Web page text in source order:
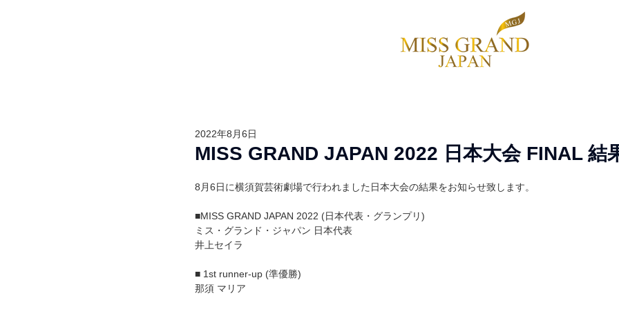
MISS GRAND JAPAN 2022 日本大会 FINAL 結
2022年8月6日
8月6日に横須賀芸術劇場で行われました日本大会の結果をお知らせ致します。
■MISS GRAND JAPAN 2022 (日本代表・グランプリ)
ミス・グランド・ジャパン 日本代表
井上セイラ
■ 1st runner-up (準優勝)
那須 マリア